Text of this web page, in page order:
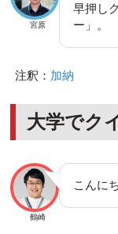
宮原
早押し
ー」。
注釈： 加納
大学でク
鶴崎
こんに